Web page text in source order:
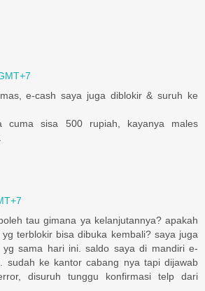
e-cash saya juga diblokir & suruh ke
cuma sisa 500 rupiah, kayanya males
tau gimana ya kelanjutannya? apakah
terblokir bisa dibuka kembali? saya juga
yg sama hari ini. saldo saya di mandiri e-
sudah ke kantor cabang nya tapi dijawab
disuruh tunggu konfirmasi telp dari